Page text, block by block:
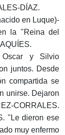
DÍAZ.
en Luque)-
la "Reina del
y Silvio
juntos. Desde
compartida se
unirse. Dejaron
CORRALES.
"Le dieron ese
muy enfermo